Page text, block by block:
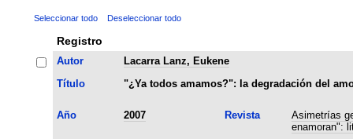
Seleccionar todo Deseleccionar todo
Registro
Autor
Lacarra Lanz, Eukene
Título
"¿Ya todos amamos?": la degradación del
Año 2007 Revista
Asimetrías
enamoran":